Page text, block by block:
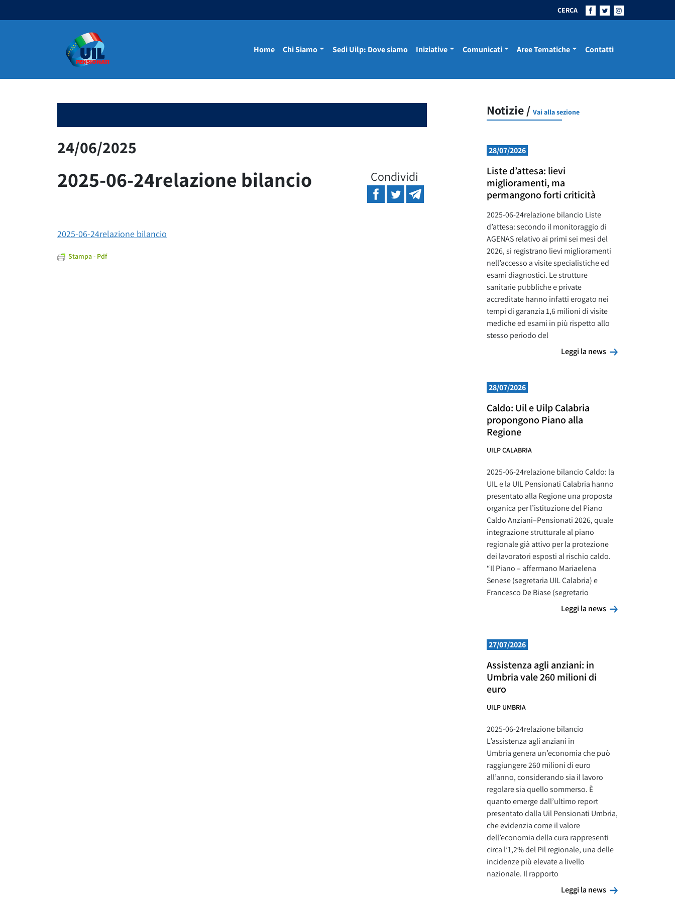
CERCA
Navigazione principale Home Chi Siamo Sedi Uilp: Dove siamo Iniziative Comunicati Aree Tematiche Contatti
24/06/2025
2025-06-24relazione bilancio Condividi
2025-06-24relazione bilancio
Stampa - Pdf
Notizie / Vai alla sezione
28/07/2026
Liste d’attesa: lievi
miglioramenti, ma
permangono forti criticità
2025-06-24relazione bilancio Liste
d’attesa: secondo il monitoraggio di
AGENAS relativo ai primi sei mesi del
2026, si registrano lievi miglioramenti
nell’accesso a visite specialistiche ed
esami diagnostici. Le strutture
sanitarie pubbliche e private
accreditate hanno infatti erogato nei
tempi di garanzia 1,6 milioni di visite
mediche ed esami in più rispetto allo
stesso periodo del
Leggi la news
Leggi la news
28/07/2026
Caldo: Uil e Uilp Calabria
propongono Piano alla
Regione
UILP CALABRIA
2025-06-24relazione bilancio Caldo: la
UIL e la UIL Pensionati Calabria hanno
presentato alla Regione una proposta
organica per l’istituzione del Piano
Caldo Anziani–Pensionati 2026, quale
integrazione strutturale al piano
regionale già attivo per la protezione
dei lavoratori esposti al rischio caldo.
“Il Piano – affermano Mariaelena
Senese (segretaria UIL Calabria) e
Francesco De Biase (segretario
Leggi la news
Leggi la news
27/07/2026
Assistenza agli anziani: in
Umbria vale 260 milioni di
euro
UILP UMBRIA
2025-06-24relazione bilancio
L’assistenza agli anziani in
Umbria genera un’economia che può
raggiungere 260 milioni di euro
all’anno, considerando sia il lavoro
regolare sia quello sommerso. È
quanto emerge dall’ultimo report
presentato dalla Uil Pensionati Umbria,
che evidenzia come il valore
dell’economia della cura rappresenti
circa l’1,2% del Pil regionale, una delle
incidenze più elevate a livello
nazionale. Il rapporto
Leggi la news
Leggi la news